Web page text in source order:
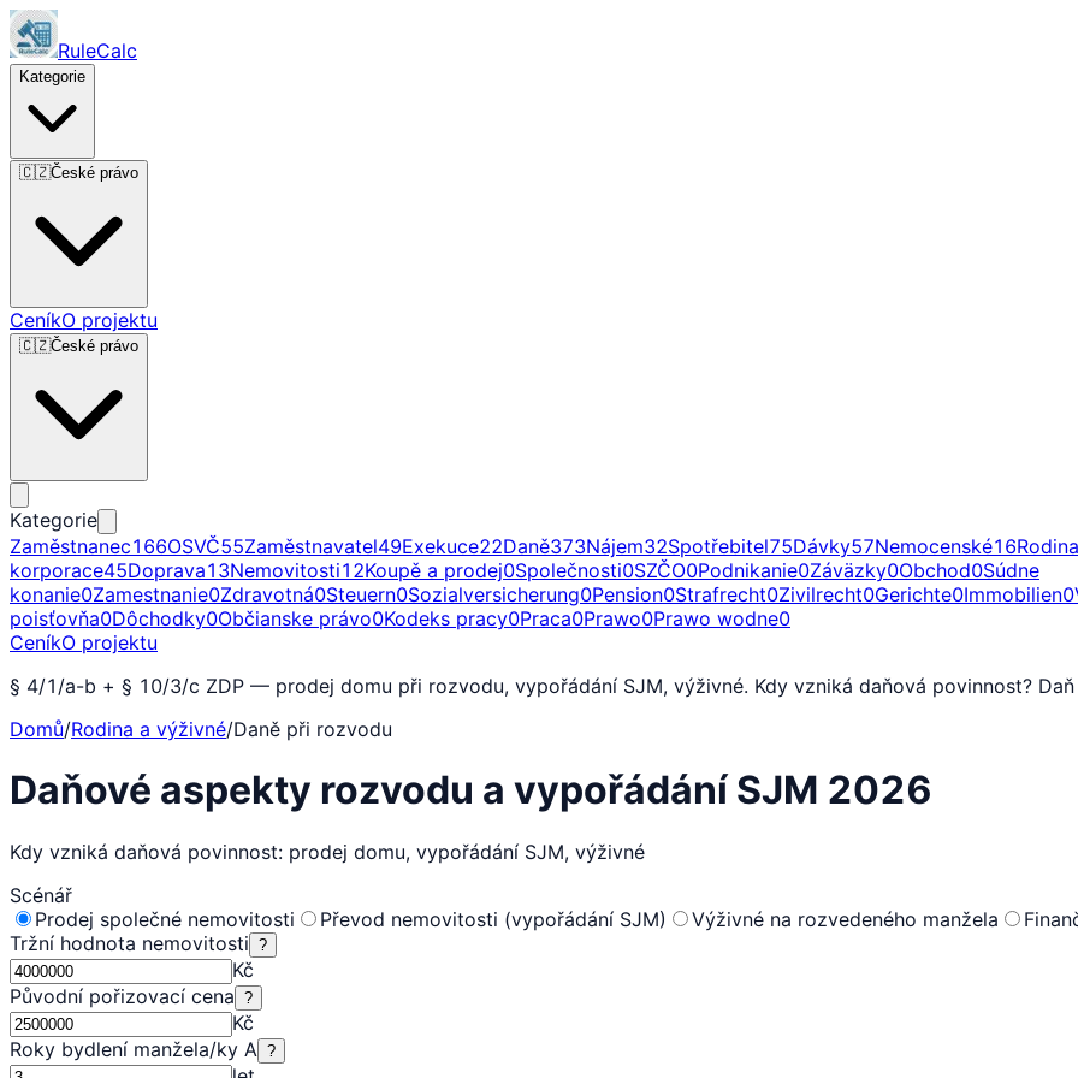
RuleCalc
Kategorie
🇨🇿České právo
CeníkO projektu
🇨🇿České právo
Kategorie
Zaměstnanec166OSVČ55Zaměstnavatel49Exekuce22Daně373Nájem32Spotřebitel75Dávky57Nemocenské16Rodina
korporace45Doprava13Nemovitosti12Koupě a prodej0Společnosti0SZČO0Podnikanie0Záväzky0Obchod0Súdne
konanie0Zamestnanie0Zdravotná0Steuern0Sozialversicherung0Pension0Strafrecht0Zivilrecht0Gerichte0Immobilien0
poisťovňa0Dôchodky0Občianske právo0Kodeks pracy0Praca0Prawo0Prawo wodne0
CeníkO projektu
§ 4/1/a-b + § 10/3/c ZDP — prodej domu při rozvodu, vypořádání SJM, výživné. Kdy vzniká daňová povinnost?
Domů/Rodina a výživné/Daně při rozvodu
Daňové aspekty rozvodu a vypořádání SJM 2026
Kdy vzniká daňová povinnost: prodej domu, vypořádání SJM, výživné
Scénář
Prodej společné nemovitosti
Převod nemovitosti (vypořádání SJM) Výživné na rozvedeného manžela
Tržní hodnota nemovitosti ?
Kč
Původní pořizovací cena ?
Kč
Roky bydlení manžela/ky A ?